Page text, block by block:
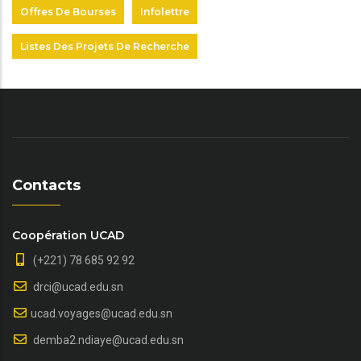
Offres De Bourses Infolettre
Listes Des Projets De Recherche
Contacts
Coopération UCAD
(+221) 78 685 92 92
drci@ucad.edu.sn
ucad.voyages@ucad.edu.sn
demba2.ndiaye@ucad.edu.sn